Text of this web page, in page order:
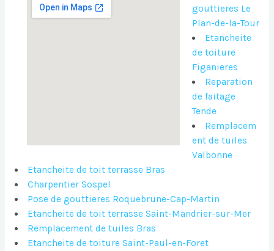
gouttieres Le
Plan-de-la-Tour
Etancheite
de toiture
Figanieres
Reparation
de faitage
Tende
Remplacem
ent de tuiles
Valbonne
Etancheite de toit terrasse Bras
Charpentier Sospel
Pose de gouttieres Roquebrune-Cap-Martin
Etancheite de toit terrasse Saint-Mandrier-sur-Mer
Remplacement de tuiles Bras
Etancheite de toiture Saint-Paul-en-Foret